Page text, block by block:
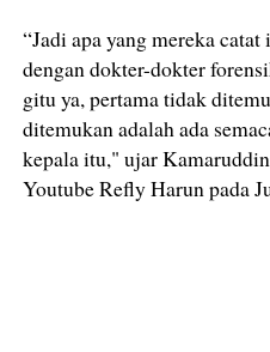
“Jadi apa yang mereka
dengan dokter-dokter
gitu ya, pertama tidak
ditemukan adalah ada
kepala itu," ujar
Youtube Refly Harun pada